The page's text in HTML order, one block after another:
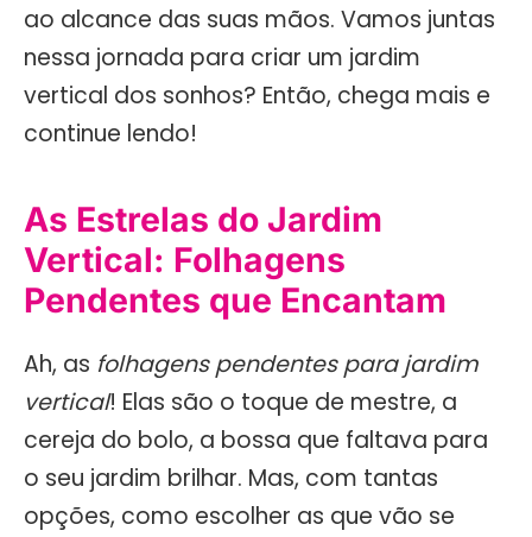
ao alcance das suas mãos. Vamos juntas
nessa jornada para criar um jardim
vertical dos sonhos? Então, chega mais e
continue lendo!
As Estrelas do Jardim
Vertical: Folhagens
Pendentes que Encantam
Ah, as folhagens pendentes para jardim
vertical! Elas são o toque de mestre, a
cereja do bolo, a bossa que faltava para
o seu jardim brilhar. Mas, com tantas
opções, como escolher as que vão se